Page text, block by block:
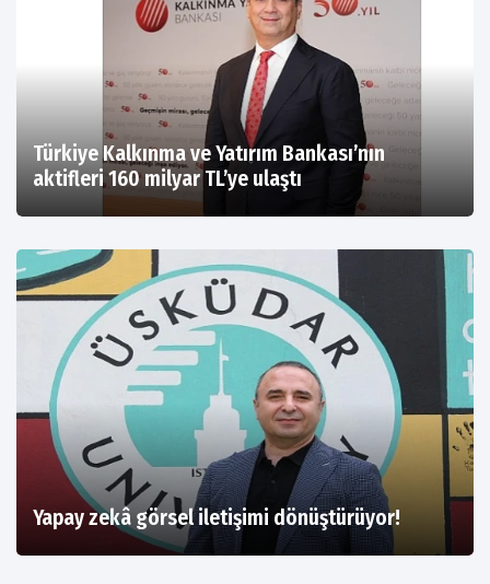
Türkiye Kalkınma ve Yatırım Bankası’nın
aktifleri 160 milyar TL’ye ulaştı
Yapay zekâ görsel iletişimi dönüştürüyor!